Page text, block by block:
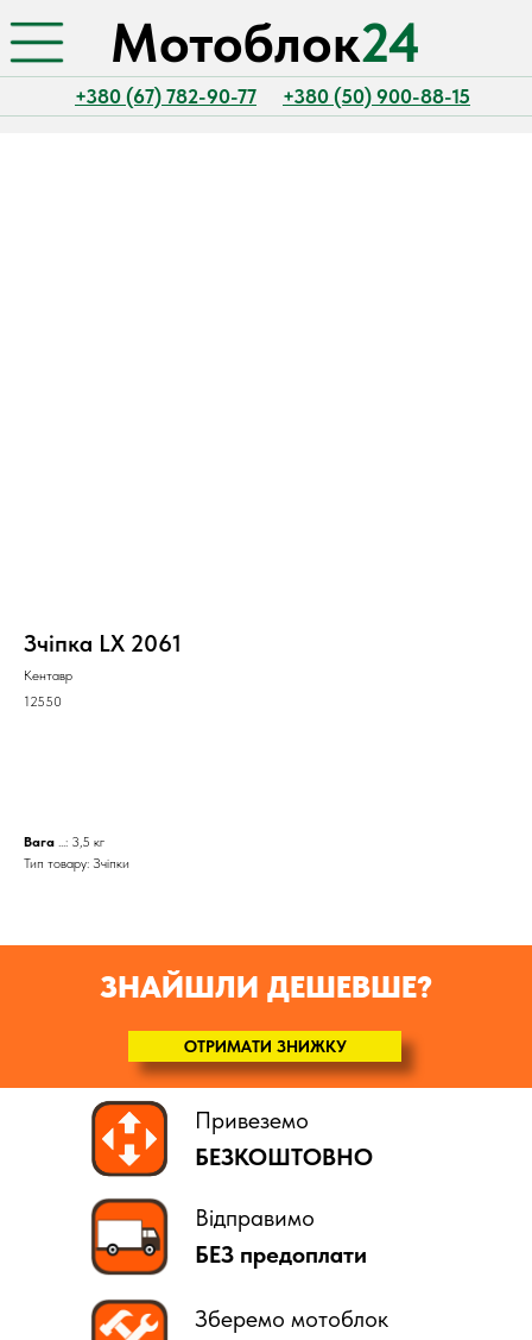
Мотоблок24
+380 (67) 782-90-77 +380 (50) 900-88-15
Зчіпка LX 2061
Кентавр
12550
Вага ...: 3,5 кг
Тип товару: Зчіпки
ЗНАЙШЛИ ДЕШЕВШЕ?
ОТРИМАТИ ЗНИЖКУ
Відправимо
БЕЗ предоплати
Привеземо
БЕЗКОШТОВНО
Зберемо мотоблок